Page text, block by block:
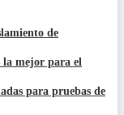
de
mejor para el
para pruebas de